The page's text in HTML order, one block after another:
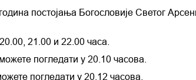
постојања Богословије Светог
21.00 и 22.00 часа.
погледати у 20.10 часова.
погледати у 20.12 часова.